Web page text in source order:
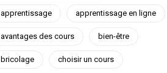
apprentissage apprentissage en ligne
avantages des cours bien-être
bricolage choisir un cours